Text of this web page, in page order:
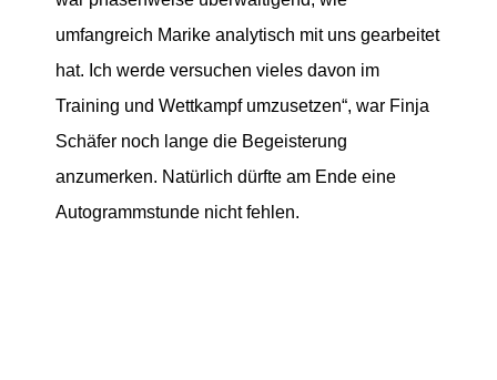
umfangreich Marike analytisch mit uns gearbeitet
hat. Ich werde versuchen vieles davon im
Training und Wettkampf umzusetzen“, war Finja
Schäfer noch lange die Begeisterung
anzumerken. Natürlich dürfte am Ende eine
Autogrammstunde nicht fehlen.